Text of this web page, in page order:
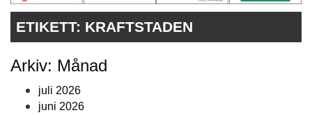
KONTAKT
ETIKETT: KRAFTSTADEN
Arkiv: Månad
juli 2026
juni 2026